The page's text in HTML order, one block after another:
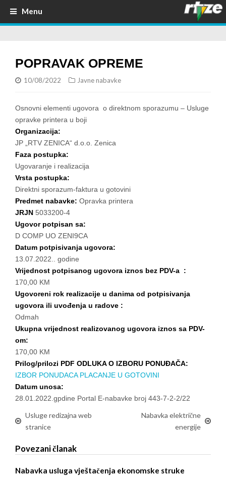
Menu
POPRAVAK OPREME
10/08/2022 Javne nabavke
Osnovni elementi ugovora o direktnom sporazumu – Usluge
opravke printera u boji
Organizacija:
JP „RTV ZENICA“ d.o.o. Zenica
Faza postupka:
Ugovaranje i realizacija
Vrsta postupka:
Direktni sporazum-faktura u gotovini
Predmet nabavke: Opravka printera
JRJN 5033200-4
Ugovor potpisan sa:
D COMP UO ZENI9CA
Datum potpisivanja ugovora:
13.07.2022.. godine
Vrijednost potpisanog ugovora iznos bez PDV-a :
170,00 KM
Ugovoreni rok realizacije u danima od potpisivanja
ugovora ili uvođenja u radove :
Odmah
Ukupna vrijednost realizovanog ugovora iznos sa PDV-
om:
170,00 KM
Prilog/prilozi PDF ODLUKA O IZBORU PONUĐAČA:
IZBOR PONUDACA PLACANJE U GOTOVINI
Datum unosa:
28.01.2022.gpdine Portal E-nabavke broj 443-7-2-2/22
Usluge redizajna web
stranice
Nabavka električne
energije
Povezani članak
Nabavka usluga vještačenja ekonomske struke